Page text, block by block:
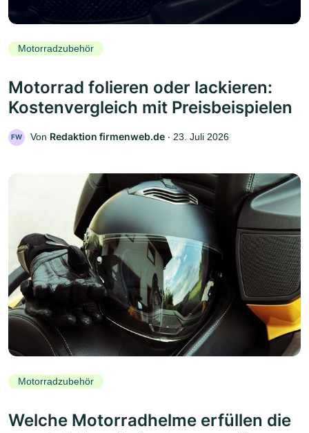
Motorradzubehör
Motorrad folieren oder lackieren:
Kostenvergleich mit Preisbeispielen
FW Von Redaktion firmenweb.de ‧ 23. Juli 2026
Motorradzubehör
Welche Motorradhelme erfüllen die